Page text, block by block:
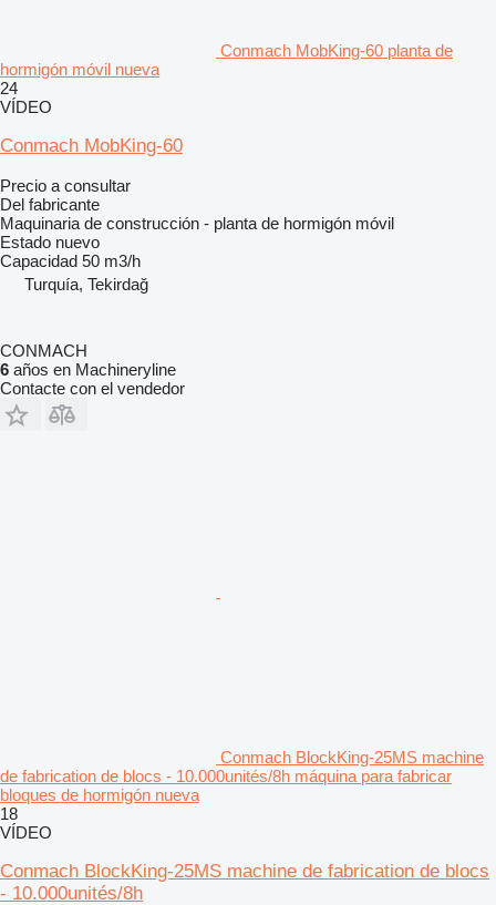
Conmach MobKing-60 planta de
hormigón móvil nueva
24
VÍDEO
Conmach MobKing-60
Precio a consultar
Del fabricante
Maquinaria de construcción - planta de hormigón móvil
Estado nuevo
Capacidad 50 m3/h
Turquía, Tekirdağ
CONMACH
6 años en Machineryline
Contacte con el vendedor
Conmach BlockKing-25MS machine
de fabrication de blocs - 10.000unités/8h máquina para fabricar
bloques de hormigón nueva
18
VÍDEO
Conmach BlockKing-25MS machine de fabrication de blocs
- 10.000unités/8h